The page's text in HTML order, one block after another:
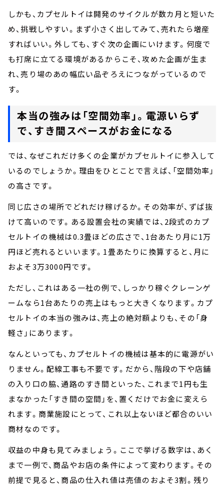
しかも、カプセルトイは開発のサイクルが数カ月と短いた
め、挑戦しやすい。まず小さく出してみて、売れたら増産
すればいい。外しても、すぐ次の企画にいけます。何度で
も打席に立てる環境があるからこそ、攻めた企画が生ま
れ、売り場のあの幅広い品ぞろえにつながっているので
す。
本当の強みは「空間効率」。電源いらず
で、すき間スペースがお金になる
では、なぜこれだけ多くの企業がカプセルトイに参入して
いるのでしょうか。理由をひとことで言えば、「空間効率」
の高さです。
同じ広さの場所でどれだけ稼げるか。その効率が、ずば抜
けて高いのです。ある設置会社の実績では、2段式のカプ
セルトイの機械は0.3畳ほどの広さで、1台あたり月に1万
円ほど売れるといいます。1畳あたりに換算すると、月に
およそ3万3000円です。
ただし、これはある一社の例で、しっかり稼ぐクレーンゲ
ームなら1台あたりの売上はもっと大きくなります。カプ
セルトイの本当の強みは、売上の絶対額よりも、その「身
軽さ」にあります。
なんといっても、カプセルトイの機械は基本的に電源がい
りません。配線工事も不要です。だから、階段の下や店舗
の入り口の脇、通路のすき間といった、これまで1円も生
まなかった「すき間の空間」を、置くだけでお金に変えら
れます。商業施設にとって、これ以上ないほど都合のいい
商材なのです。
収益の中身も見てみましょう。ここで挙げる数字は、あく
まで一例で、商品やお店の条件によって変わります。その
前提で見ると、商品の仕入れ値は売値のおよそ3割。残り